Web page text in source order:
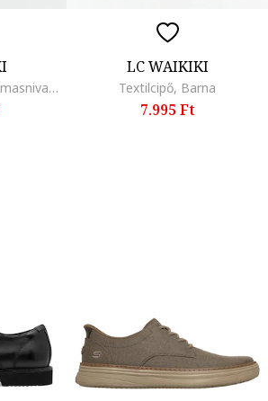
Nyersbőr hatású cipő masnival, Sötétbézs
LC WAIKIKI
Textilcipő, Barna
7.995 Ft